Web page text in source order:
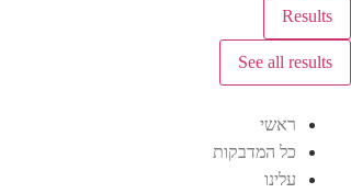
Results
See all results
ראשי
כל המדבקות
עלינו